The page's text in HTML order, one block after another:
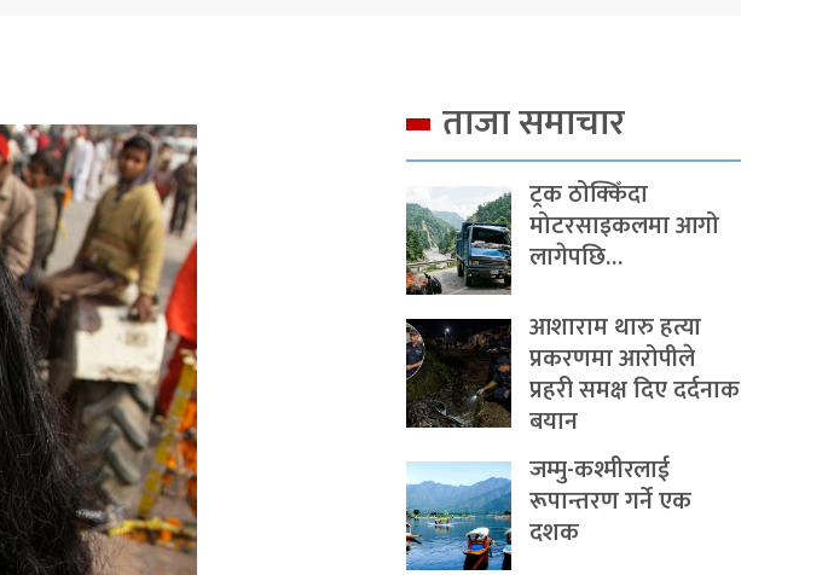
ताजा समाचार
ट्रक ठोक्किँदा
मोटरसाइकलमा आगो
लागेपछि…
आशाराम थारु हत्या
प्रकरणमा आरोपीले
प्रहरी समक्ष दिए दर्दनाक
बयान
जम्मु-कश्मीरलाई
रूपान्तरण गर्ने एक
दशक